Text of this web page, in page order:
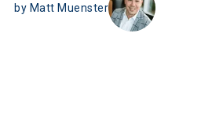
by Matt Muenster